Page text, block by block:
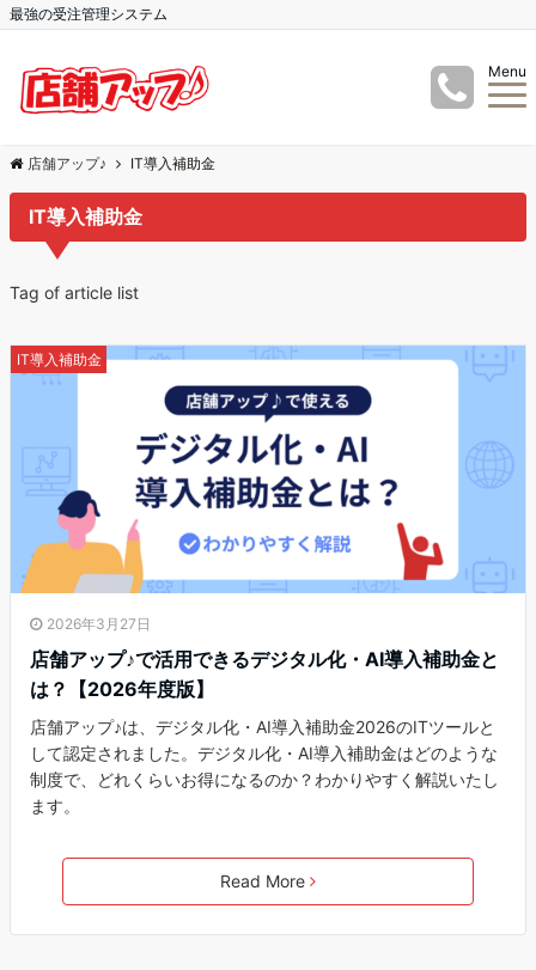
最強の受注管理システム
Menu
店舗アップ♪ IT導入補助金
IT導入補助金
Tag of article list
IT導入補助金
2026年3月27日
店舗アップ♪で活用できるデジタル化・AI導入補助金と
は？【2026年度版】
店舗アップ♪は、デジタル化・AI導入補助金2026のITツールと
して認定されました。デジタル化・AI導入補助金はどのような
制度で、どれくらいお得になるのか？わかりやすく解説いたし
ます。
Read More